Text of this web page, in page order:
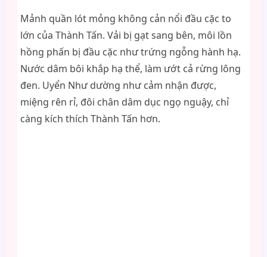
Mảnh quần lót mỏng không cản nổi đầu cặc to
lớn của Thành Tấn. Vải bị gạt sang bên, môi lồn
hồng phấn bị đầu cặc như trứng ngỗng hành hạ.
Nước dâm bôi khắp hạ thể, làm ướt cả rừng lông
đen. Uyển Như dường như cảm nhận được,
miệng rên rỉ, đôi chân dâm dục ngọ nguậy, chỉ
càng kích thích Thành Tấn hơn.